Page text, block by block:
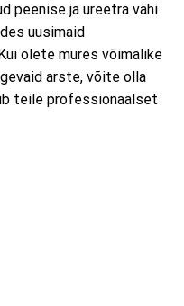
peenise ja ureetra vähi
uusimaid
olete mures võimalike
arste, võite olla
teile professionaalset